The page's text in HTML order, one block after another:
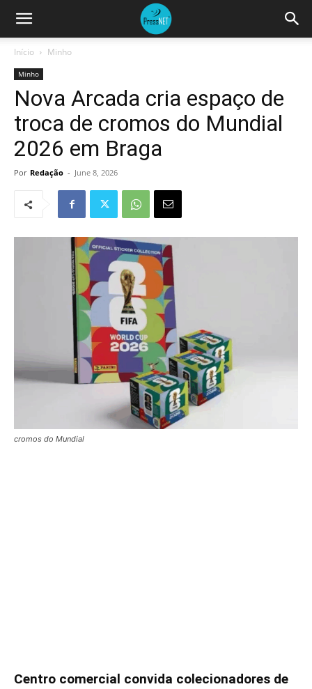
Início Minho
Minho
Nova Arcada cria espaço de
troca de cromos do Mundial
2026 em Braga
Por Redação - June 8, 2026
cromos do Mundial
Centro comercial convida colecionadores de